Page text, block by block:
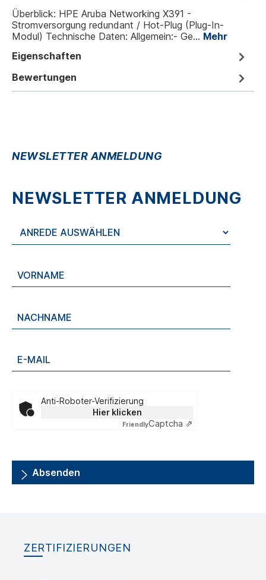
Überblick: HPE Aruba Networking X391 -
Stromversorgung redundant / Hot-Plug (Plug-In-
Modul) Technische Daten: Allgemein:- Ge… Mehr
Eigenschaften
Bewertungen
NEWSLETTER ANMELDUNG
NEWSLETTER ANMELDUNG
Anti-Roboter-Verifizierung
Hier klicken
FriendlyCaptcha ⇗
Absenden
ZERTIFIZIERUNGEN